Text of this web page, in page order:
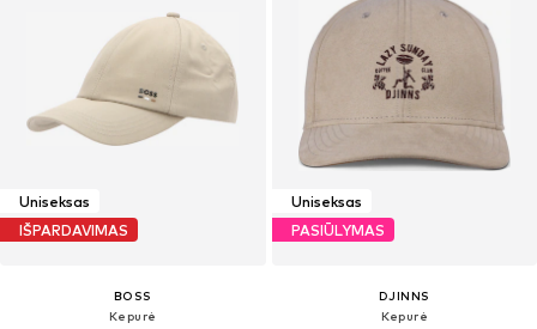
Uniseksas
IŠPARDAVIMAS
BOSS
Kepurė
Uniseksas
PASIŪLYMAS
DJINNS
Kepurė